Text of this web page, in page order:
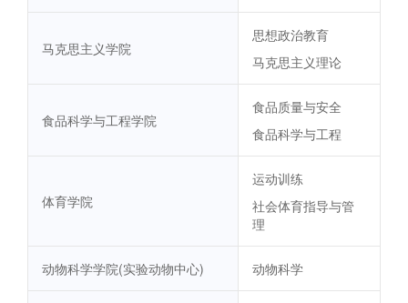
马克思主义学院
思想政治教育
马克思主义理论
食品科学与工程学院
食品质量与安全
食品科学与工程
体育学院
运动训练
社会体育指导与管
理
动物科学学院(实验动物中心) 动物科学